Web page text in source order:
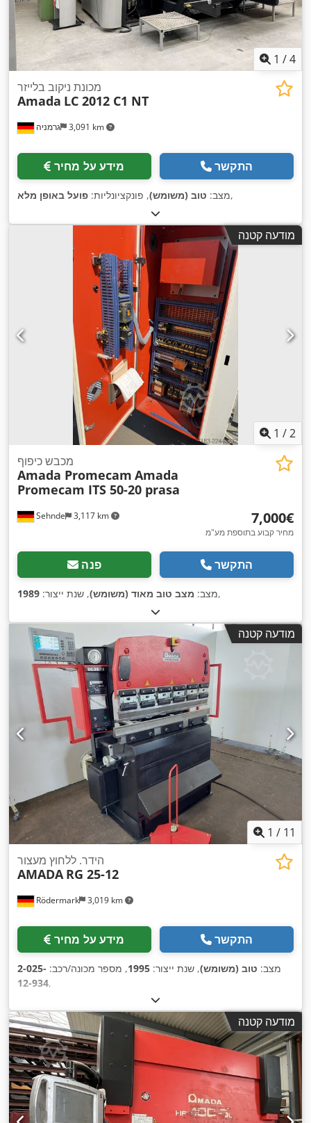
1 /4
גרמניה 3,091 km
מכונת ניקוב בלייזר
Amada LC 2012 C1 NT
מידע על מחיר התקשר
מצב: טוב (משומש), פונקציונליות: פועל באופן מלא ,
מודעה קטנה
1 /2
Sehnde 3,117 km
מכבש כיפוף
Amada Promecam Amada
Promecam ITS 50-20 prasa
‏7,000 ‏€
מחיר קבוע בתוספת מע"מ
פנה התקשר
מצב: מצב טוב מאוד (משומש), שנת ייצור: 1989 ,
מודעה קטנה
1 / 11
Rödermark 3,019 km
הידר. ללחוץ מעצור
AMADA RG 25-12
מידע על מחיר התקשר
מצב: טוב (משומש), שנת ייצור: 1995, מספר מכונה/רכב: 2-025-
12-934,
מודעה קטנה